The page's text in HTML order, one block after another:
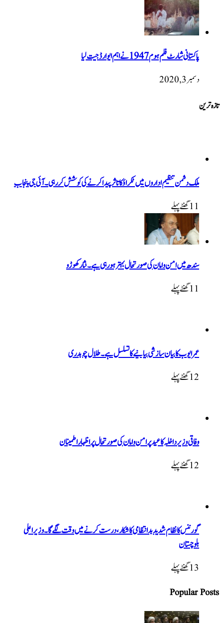
پاکستانی شارٹ فلم ہوم 1947 نےاہم ایوارڈ جیت لیا
دسمبر 3, 2020
تازہ ترین
ملک دشمن تنظیم اداروں میں ٹکراؤ کا تاثر پیدا کرنے کی کوشش کررہی۔ آئی جی پنجاب
11 گھنٹےپہلے
سندھ میں امن و امان کی صورتحال بہتر ہو رہی ہے۔ نثار کھوڑو
11 گھنٹےپہلے
عمر ایوب کا بیان سازشی بیانیے کا تسلسل ہے۔ طلال چوہدری
12 گھنٹےپہلے
وفاقی وزیر داخلہ کا عید پر امن و امان کی صورتحال پر اظہار اطمینان
12 گھنٹےپہلے
گورننس کا نظام شدید بدانتظامی کا شکار، درست کرنے میں وقت لگے گا۔ وزیراعلی
بلوچستان
13 گھنٹےپہلے
Popular Posts